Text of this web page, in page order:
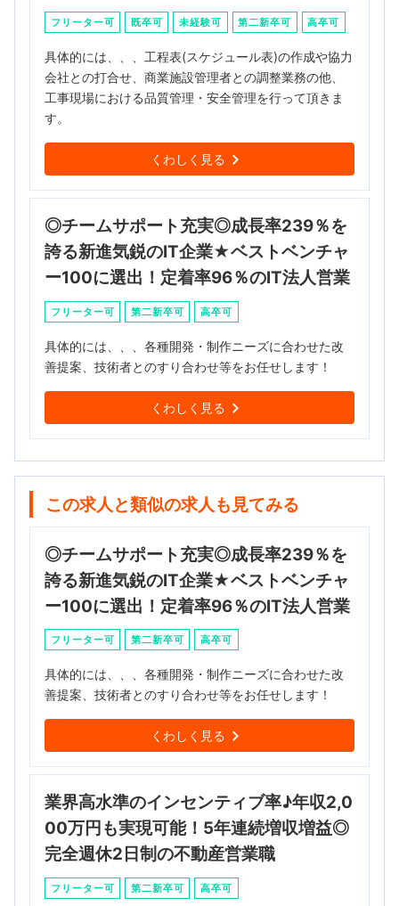
フリーター可 既卒可 未経験可 第二新卒可 高卒可
具体的には、、、工程表(スケジュール表)の作成や協力
会社との打合せ、商業施設管理者との調整業務の他、
工事現場における品質管理・安全管理を行って頂きま
す。
くわしく見る
◎チームサポート充実◎成長率239％を
誇る新進気鋭のIT企業★ベストベンチャ
ー100に選出！定着率96％のIT法人営業
フリーター可 第二新卒可 高卒可
具体的には、、、各種開発・制作ニーズに合わせた改
善提案、技術者とのすり合わせ等をお任せします！
くわしく見る
この求人と類似の求人も見てみる
◎チームサポート充実◎成長率239％を
誇る新進気鋭のIT企業★ベストベンチャ
ー100に選出！定着率96％のIT法人営業
フリーター可 第二新卒可 高卒可
具体的には、、、各種開発・制作ニーズに合わせた改
善提案、技術者とのすり合わせ等をお任せします！
くわしく見る
業界高水準のインセンティブ率♪年収2,0
00万円も実現可能！5年連続増収増益◎
完全週休2日制の不動産営業職
フリーター可 第二新卒可 高卒可